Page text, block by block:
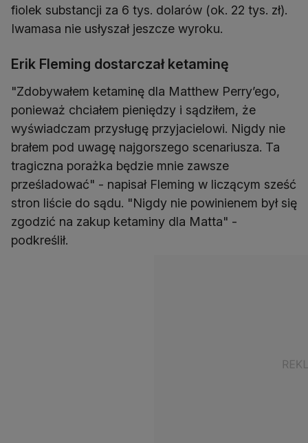
fiolek substancji za 6 tys. dolarów (ok. 22 tys. zł).
Iwamasa nie usłyszał jeszcze wyroku.
Erik Fleming dostarczał ketaminę
"Zdobywałem ketaminę dla Matthew Perry’ego,
ponieważ chciałem pieniędzy i sądziłem, że
wyświadczam przysługę przyjacielowi. Nigdy nie
brałem pod uwagę najgorszego scenariusza. Ta
tragiczna porażka będzie mnie zawsze
prześladować" - napisał Fleming w liczącym sześć
stron liście do sądu. "Nigdy nie powinienem był się
zgodzić na zakup ketaminy dla Matta" -
podkreślił.